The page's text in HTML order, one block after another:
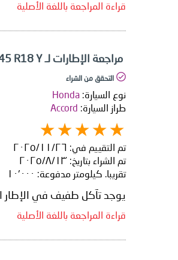
قراءة المراجعة باللغة الأصلية
مراجعة الإطارات لـ Bridgestone Turanza T005 235/45 R18 Y
التحقق من الشراء
نوع السيارة: Honda
طراز السيارة: Accord
تم التقييم في: ٢٦‏/١١‏/٢٠٢٥
تم الشراء بتاريخ: ١٣‏/٨‏/٢٠٢٥
تقريبا. كيلومتر مدفوعة: ١٠٬٠٠٠
يوجد تآكل طفيف في الإطار الداخلي
قراءة المراجعة باللغة الأصلية